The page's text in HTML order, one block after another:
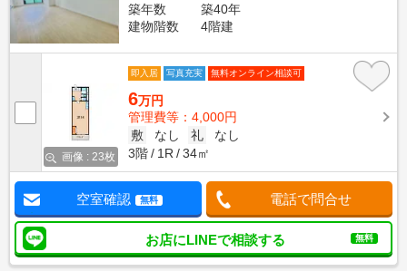
築年数
築40年
建物階数
4階建
画像 : 23枚
即入居 写真充実 無料オンライン相談可
6万円
管理費等：4,000円
敷
なし 礼
なし
3階
1R 34㎡
空室確認 無料 電話で問合せ
お店にLINEで相談する 無料